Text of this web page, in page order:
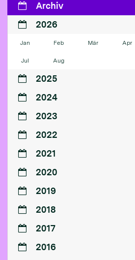
Archiv
2026
Jan Feb Mär Apr
Jul Aug
2025
2024
2023
2022
2021
2020
2019
2018
2017
2016